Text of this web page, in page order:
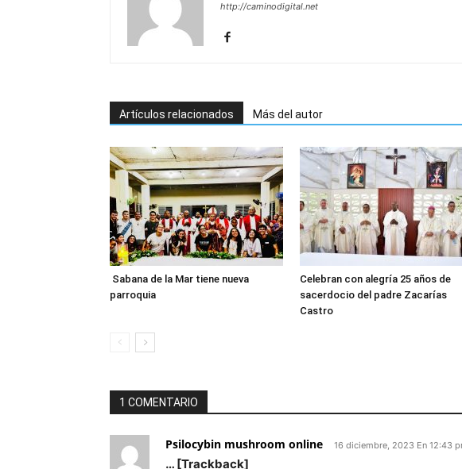
http://caminodigital.net
Artículos relacionados Más del autor
Sabana de la Mar tiene nueva
parroquia
Celebran con alegría 25 años de
sacerdocio del padre Zacarías
Castro
1 COMENTARIO
Psilocybin mushroom online 16 diciembre, 2023 En 12:43
… [Trackback]